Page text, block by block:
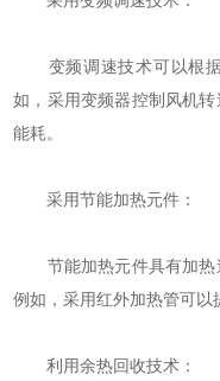
变频调速技术可以根据
如，采用变频器控制风机
能耗。
采用节能加热元件：
节能加热元件具有加热
例如，采用红外加热管可以
利用余热回收技术：